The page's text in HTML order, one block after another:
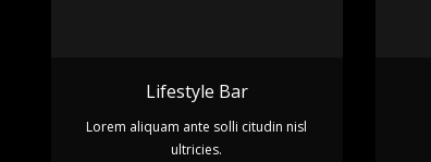
Lifestyle Bar
Lorem aliquam ante solli citudin nisl
ultricies.